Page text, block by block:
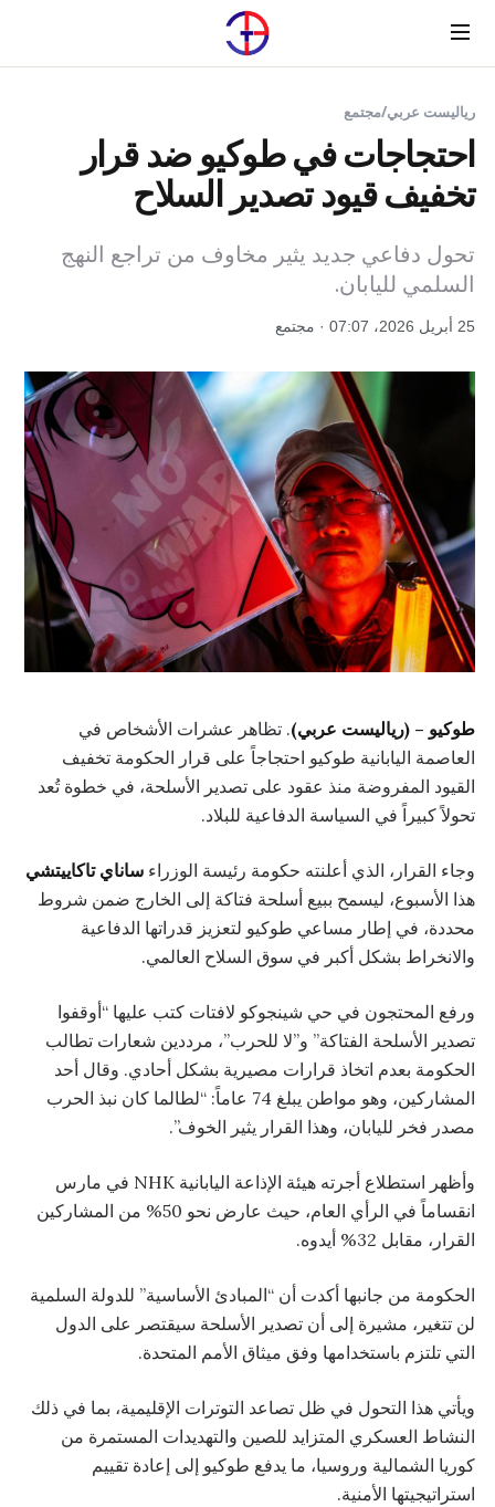
Menu
رياليست عربي/مجتمع
احتجاجات في طوكيو ضد قرار
تخفيف قيود تصدير السلاح
تحول دفاعي جديد يثير مخاوف من تراجع النهج
السلمي لليابان.
25 أبريل 2026، 07:07 · مجتمع
طوكيو – (رياليست عربي). تظاهر عشرات الأشخاص في
العاصمة اليابانية طوكيو احتجاجاً على قرار الحكومة تخفيف
القيود المفروضة منذ عقود على تصدير الأسلحة، في خطوة تُعد
تحولاً كبيراً في السياسة الدفاعية للبلاد.
وجاء القرار، الذي أعلنته حكومة رئيسة الوزراء ساناي تاكاييتشي
هذا الأسبوع، ليسمح ببيع أسلحة فتاكة إلى الخارج ضمن شروط
محددة، في إطار مساعي طوكيو لتعزيز قدراتها الدفاعية
والانخراط بشكل أكبر في سوق السلاح العالمي.
ورفع المحتجون في حي شينجوكو لافتات كتب عليها “أوقفوا
تصدير الأسلحة الفتاكة” و”لا للحرب”، مرددين شعارات تطالب
الحكومة بعدم اتخاذ قرارات مصيرية بشكل أحادي. وقال أحد
المشاركين، وهو مواطن يبلغ 74 عاماً: “لطالما كان نبذ الحرب
مصدر فخر لليابان، وهذا القرار يثير الخوف”.
وأظهر استطلاع أجرته هيئة الإذاعة اليابانية NHK في مارس
انقساماً في الرأي العام، حيث عارض نحو 50% من المشاركين
القرار، مقابل 32% أيدوه.
الحكومة من جانبها أكدت أن “المبادئ الأساسية” للدولة السلمية
لن تتغير، مشيرة إلى أن تصدير الأسلحة سيقتصر على الدول
التي تلتزم باستخدامها وفق ميثاق الأمم المتحدة.
ويأتي هذا التحول في ظل تصاعد التوترات الإقليمية، بما في ذلك
النشاط العسكري المتزايد للصين والتهديدات المستمرة من
كوريا الشمالية وروسيا، ما يدفع طوكيو إلى إعادة تقييم
استراتيجيتها الأمنية.